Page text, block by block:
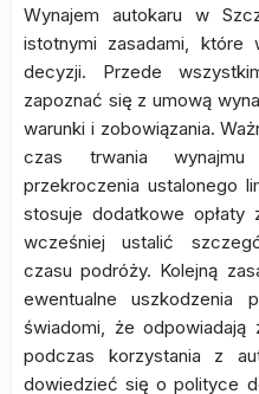
Wynajem autokaru w
istotnymi zasadami, które
decyzji. Przede
zapoznać się z umową
warunki i zobowiązania.
czas trwania
przekroczenia ustalonego
stosuje dodatkowe opłaty
wcześniej ustalić
czasu podróży. Kolejną
ewentualne uszkodzenia
świadomi, że odpowiadają
podczas korzystania z
dowiedzieć się o polityce